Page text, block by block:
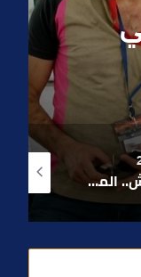
بعد تداول فيديو يوثق العملية.. أمن مراكش يطيح بقاصر مشتبه في تورطه في سرقة مسلحة..